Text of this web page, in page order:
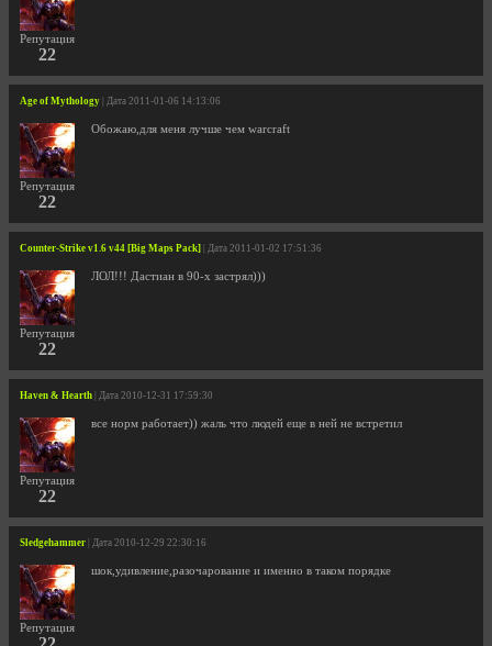
Репутация
22
Age of Mythology | Дата 2011-01-06 14:13:06
Репутация
22
Обожаю,для меня лучше чем warcraft
Counter-Strike v1.6 v44 [Big Maps Pack] | Дата 2011-01-02 17:51:36
Репутация
22
ЛОЛ!!! Дастиан в 90-х застрял)))
Haven & Hearth | Дата 2010-12-31 17:59:30
Репутация
22
все норм работает)) жаль что людей еще в ней не встретил
Sledgehammer | Дата 2010-12-29 22:30:16
Репутация
шок,удивление,разочарование и именно в таком порядке